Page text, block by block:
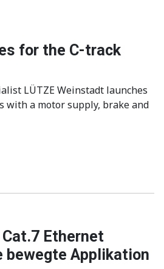
for the C-track
LÜTZE Weinstadt launches
with a motor supply, brake and
Ethernet
bewegte Applikation